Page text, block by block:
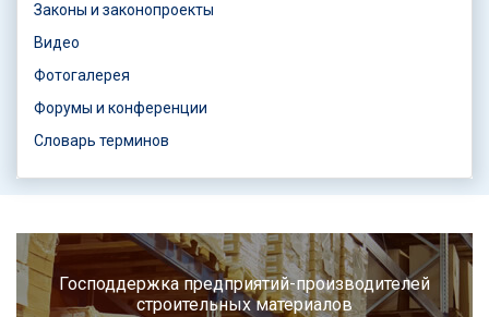
Законы и законопроекты
Видео
Фотогалерея
Форумы и конференции
Словарь терминов
Господдержка предприятий-производителей
строительных материалов